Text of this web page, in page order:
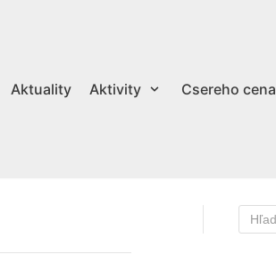
Aktuality Aktivity Csereho cena